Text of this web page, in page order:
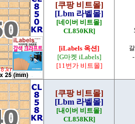
[쿠팡 비트몰]
[Lbm 라벨몰]
[네이버 비트몰]
CL850KR]
[iLabels 옥션]
[G마켓 iLabels]
[11번가 비트몰]
[쿠팡 비트몰]
[Lbm 라벨몰]
[내이버 비트몰]
CL858KR]